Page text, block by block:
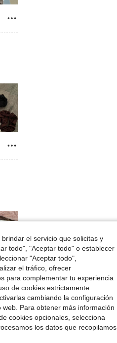
el servicio que solicitas y
todo", "Aceptar todo" o establecer
"Aceptar todo",
el tráfico, ofrecer
para complementar tu experiencia
de cookies estrictamente
cambiando la configuración
Para obtener más información
cookies opcionales, selecciona
los datos que recopilamos,